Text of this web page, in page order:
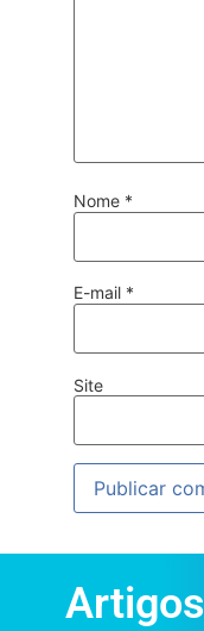
Nome *
E-mail *
Site
Artigos